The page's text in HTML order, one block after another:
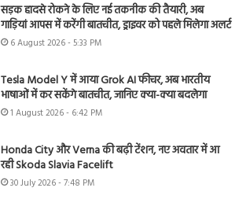
सड़क हादसे रोकने के लिए नई तकनीक की तैयारी, अब
गाड़ियां आपस में करेंगी बातचीत, ड्राइवर को पहले मिलेगा अलर्ट
6 August 2026 - 5:33 PM
Tesla Model Y में आया Grok AI फीचर, अब भारतीय
भाषाओं में कर सकेंगे बातचीत, जानिए क्या-क्या बदलेगा
1 August 2026 - 6:42 PM
Honda City और Verna की बढ़ी टेंशन, नए अवतार में आ
रही Skoda Slavia Facelift
30 July 2026 - 7:48 PM